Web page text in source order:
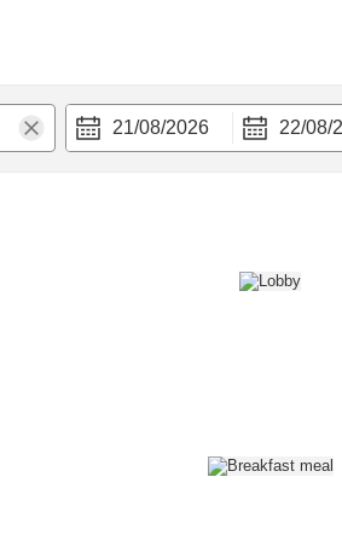
21/08/2026 22/08/